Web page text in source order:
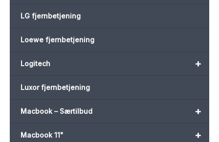
LG fjernbetjening
Loewe fjernbetjening
+
Logitech
Luxor fjernbetjening
+
Macbook – Særtilbud
+
Macbook 11"